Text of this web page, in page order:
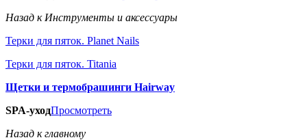
Назад к Инструменты и аксессуары
Терки для пяток. Planet Nails
Терки для пяток. Titania
Щетки и термобрашинги Hairway
SPA-уходПросмотреть
Назад к главному